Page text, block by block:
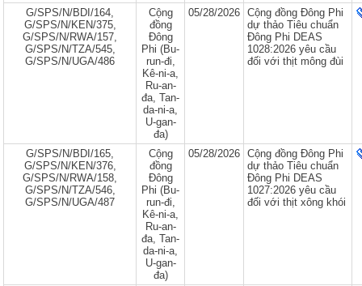
G/SPS/N/BDI/164,
G/SPS/N/KEN/375,
G/SPS/N/RWA/157,
G/SPS/N/TZA/545,
G/SPS/N/UGA/486
Cộng
đồng
Đông
Phi (Bu-
run-đi,
Kê-ni-a,
Ru-an-
đa, Tan-
da-ni-a,
U-gan-
đa)
05/28/2026
Cộng đồng Đông Phi
dự thảo Tiêu chuẩn
Đông Phi DEAS
1028:2026 yêu cầu
đối với thịt mông đùi
G/SPS/N/BDI/165,
G/SPS/N/KEN/376,
G/SPS/N/RWA/158,
G/SPS/N/TZA/546,
G/SPS/N/UGA/487
Cộng
đồng
Đông
Phi (Bu-
run-đi,
Kê-ni-a,
Ru-an-
đa, Tan-
da-ni-a,
U-gan-
đa)
05/28/2026
Cộng đồng Đông Phi
dự thảo Tiêu chuẩn
Đông Phi DEAS
1027:2026 yêu cầu
đối với thịt xông khói